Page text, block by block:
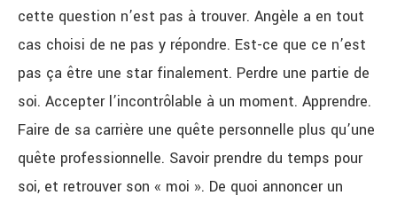
cette question n’est pas à trouver. Angèle a en tout
cas choisi de ne pas y répondre. Est-ce que ce n’est
pas ça être une star finalement. Perdre une partie de
soi. Accepter l’incontrôlable à un moment. Apprendre.
Faire de sa carrière une quête personnelle plus qu’une
quête professionnelle. Savoir prendre du temps pour
soi, et retrouver son « moi ». De quoi annoncer un